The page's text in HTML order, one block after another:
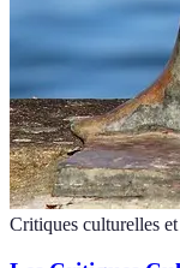
Critiques culturelles